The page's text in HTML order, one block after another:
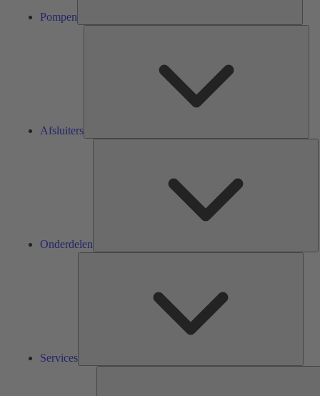
Pompen
Afsluiters
Onderdelen
Services